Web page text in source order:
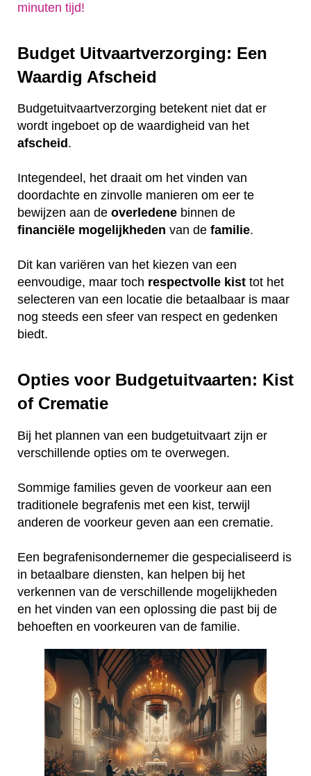
minuten tijd!
Budget Uitvaartverzorging: Een
Waardig Afscheid
Budgetuitvaartverzorging betekent niet dat er
wordt ingeboet op de waardigheid van het
afscheid .
Integendeel, het draait om het vinden van
doordachte en zinvolle manieren om eer te
bewijzen aan de overledene binnen de
financiële mogelijkheden van de familie.
Dit kan variëren van het kiezen van een
eenvoudige, maar toch respectvolle kist tot het
selecteren van een locatie die betaalbaar is maar
nog steeds een sfeer van respect en gedenken
biedt.
Opties voor Budgetuitvaarten: Kist
of Crematie
Bij het plannen van een budgetuitvaart zijn er
verschillende opties om te overwegen.
Sommige families geven de voorkeur aan een
traditionele begrafenis met een kist, terwijl
anderen de voorkeur geven aan een crematie.
Een begrafenisondernemer die gespecialiseerd is
in betaalbare diensten, kan helpen bij het
verkennen van de verschillende mogelijkheden
en het vinden van een oplossing die past bij de
behoeften en voorkeuren van de familie.